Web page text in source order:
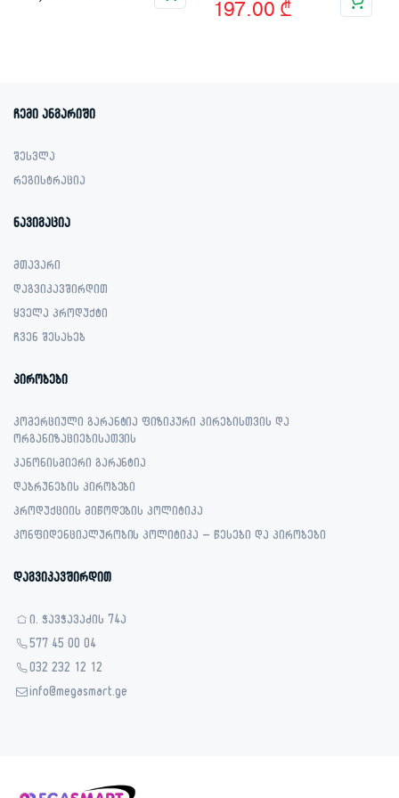
price
197.00 ₾
price
ჩემი ანგარიში
შესვლა
რეგისტრაცია
ნავიგაცია
მთავარი
დაგვიკავშირდით
ყველა პროდუქტი
ჩვენ შესახებ
პირობები
კომერციული გარანტია ფიზიკური პირებისთვის და
ორგანიზაციებისათვის
კანონისმიერი გარანტია
დაბრუნების პირობები
პროდუქციის მიწოდების პოლიტიკა
კონფიდენციალურობის პოლიტიკა – წესები და პირობები
დაგვიკავშირდით
ი. ჭავჭავაძის 74ა
577 45 00 04
032 232 12 12
info@megasmart.ge